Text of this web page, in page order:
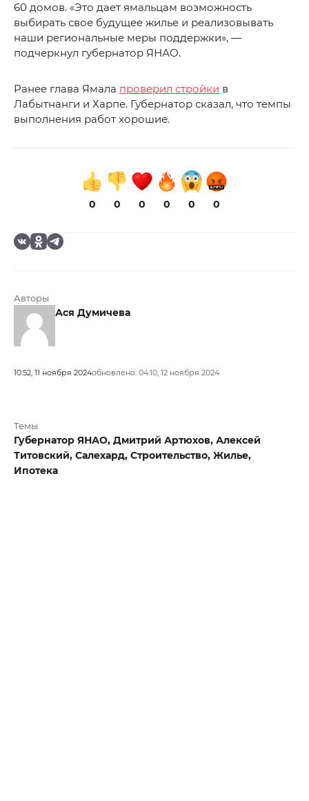
60 домов. «Это дает ямальцам возможность
выбирать свое будущее жилье и реализовывать
наши региональные меры поддержки», —
подчеркнул губернатор ЯНАО.
Ранее глава Ямала проверил стройки в
Лабытнанги и Харпе. Губернатор сказал, что темпы
выполнения работ хорошие.
0 0 0 0 0 0
Авторы
Ася Думичева
10:52, 11 ноября 2024обновлено: 04:10, 12 ноября 2024
Темы
Губернатор ЯНАО, Дмитрий Артюхов, Алексей
Титовский, Салехард, Строительство, Жилье,
Ипотека